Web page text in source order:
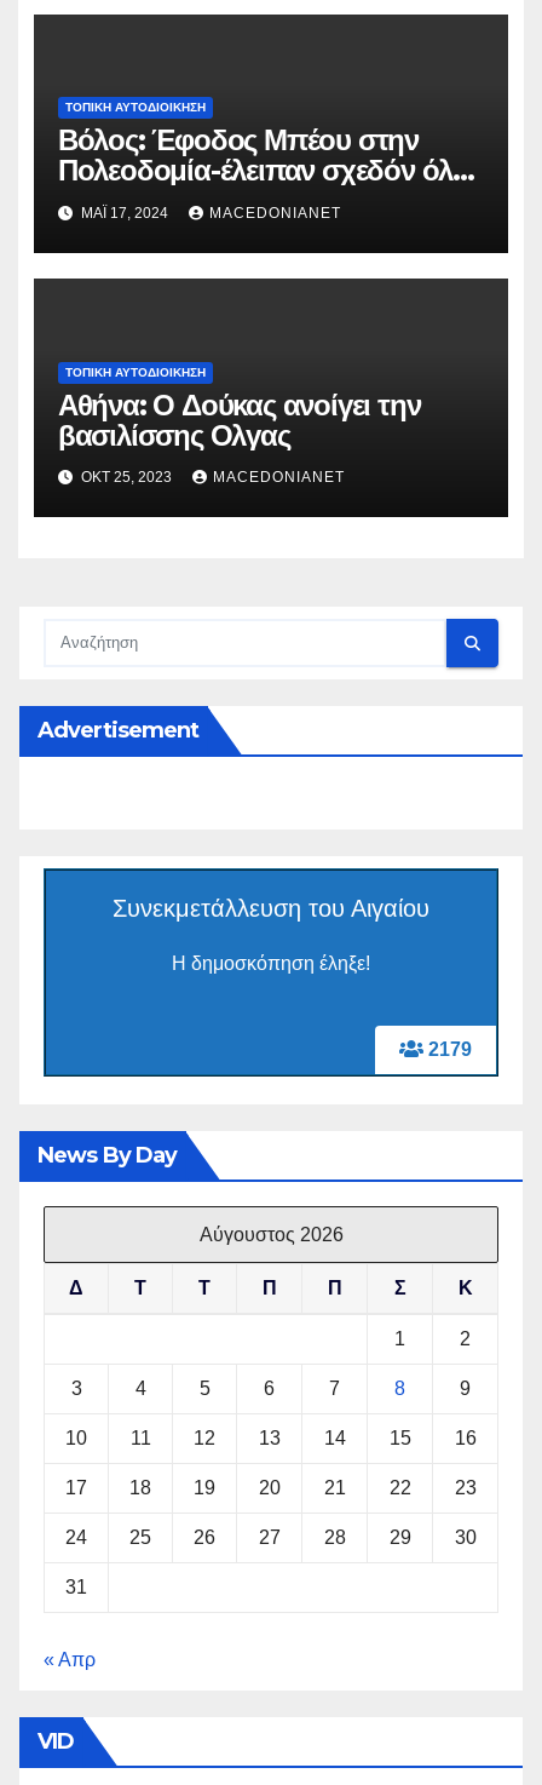
ΤΟΠΙΚΉ ΑΥΤΟΔΙΟΊΚΗΣΗ
Βόλος: Έφοδος Μπέου στην
Πολεοδομία-έλειπαν σχεδόν όλοι
οι υπάλληλοι
ΜΆΙ 17, 2024 MACEDONIANET
ΤΟΠΙΚΉ ΑΥΤΟΔΙΟΊΚΗΣΗ
Αθήνα: Ο Δούκας ανοίγει την
βασιλίσσης Ολγας
ΟΚΤ 25, 2023 MACEDONIANET
Advertisement
2179
Συνεκμετάλλευση του Αιγαίου
Η δημοσκόπηση έληξε!
News By Day
Αύγουστος 2026
Δ Τ Τ Π Π Σ Κ
1 2
3 4 5 6 7 8 9
10 11 12 13 14 15 16
17 18 19 20 21 22 23
24 25 26 27 28 29 30
31
« Απρ
VID